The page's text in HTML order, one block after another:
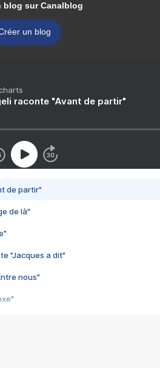
blog sur Canalblog
un blog
raconte "Avant de partir"
de partir"
de là"
"Jacques a dit"
nous"